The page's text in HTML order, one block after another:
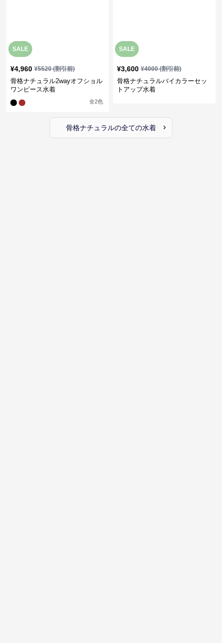
SALE
¥4,960 ¥5520(割引前)
骨格ナチュラル2wayオフショル
ワンピース水着
全2色
SALE
¥3,600 ¥4000(割引前)
骨格ナチュラルバイカラーセッ
トアップ水着
骨格ナチュラルの全ての水着 ›